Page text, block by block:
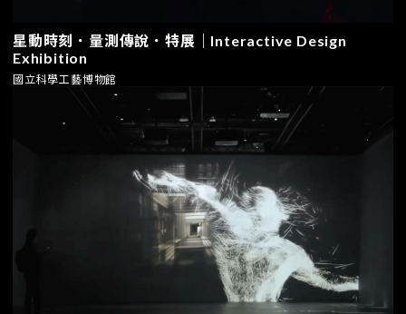
星動時刻．量測傳說．特展｜Interactive Design
Exhibition
國立科學工藝博物館